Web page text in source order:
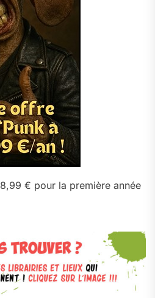
8,99 € pour la première année